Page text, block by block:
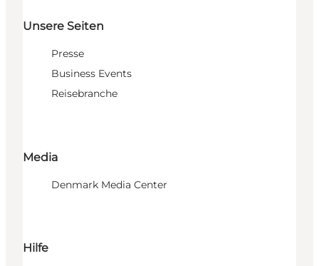
Unsere Seiten
Presse
Business Events
Reisebranche
Media
Denmark Media Center
Hilfe